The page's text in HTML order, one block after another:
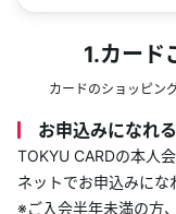
便利なサービス
キャンペーン
1.カード
カードのショッピン
お申込みになれ
TOKYU CARDの本人
ネットでお申込みにな
※ご入会半年未満の方